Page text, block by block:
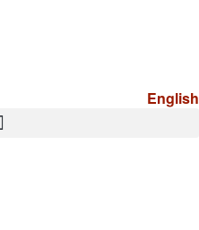
English